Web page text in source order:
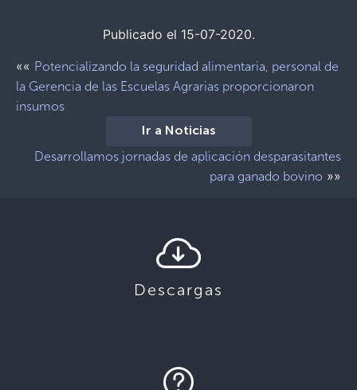
Publicado el 15-07-2020.
«« Potencializando la seguridad alimentaria, personal de
la Gerencia de las Escuelas Agrarias proporcionaron
insumos
Ir a Noticias
Desarrollamos jornadas de aplicación desparasitantes
para ganado bovino »»
Descargas